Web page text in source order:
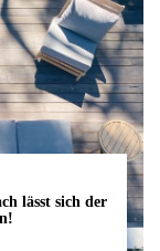
lässt sich der